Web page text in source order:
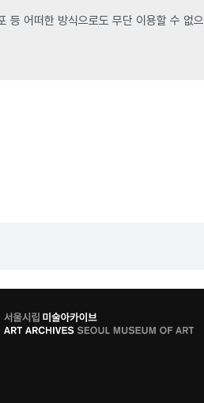
등 어떠한 방식으로도 무단 이용할 수 없으
로
고